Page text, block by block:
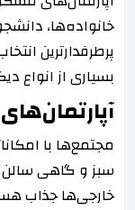
خانواده‌ها،
پرطرفدارترین
بسیاری از انواع
مجتمع‌ها با
سبز و گاهی
خارجی‌ها جذاب